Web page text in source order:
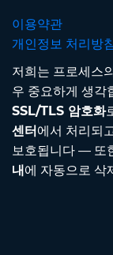
이용약관
개인정보 처리방
저희는 프로세스
우 중요하게 생각
SSL/TLS 암호화
센터 에서 처리되
보호됩니다 — 또
내 에 자동으로 삭